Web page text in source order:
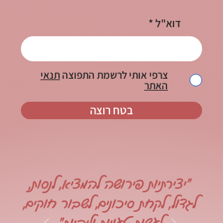
דוא"ל
צרפי אותי לרשמת התפוצהתנאי
האתר
בטח רוצה
"יצירתיות פירושה להמציא, לנסות,
לגדול, לקחת סיכונים, לשבור חוקים,